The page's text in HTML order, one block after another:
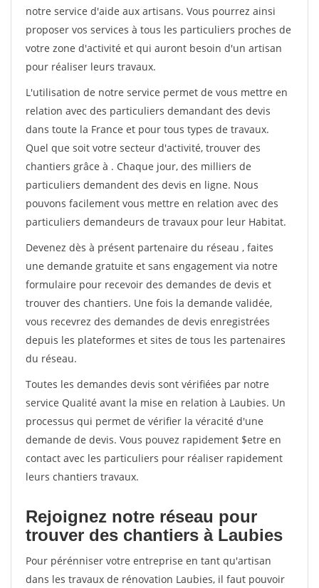
notre service d'aide aux artisans. Vous pourrez ainsi
proposer vos services à tous les particuliers proches de
votre zone d'activité et qui auront besoin d'un artisan
pour réaliser leurs travaux.
L'utilisation de notre service permet de vous mettre en
relation avec des particuliers demandant des devis
dans toute la France et pour tous types de travaux.
Quel que soit votre secteur d'activité, trouver des
chantiers grâce à . Chaque jour, des milliers de
particuliers demandent des devis en ligne. Nous
pouvons facilement vous mettre en relation avec des
particuliers demandeurs de travaux pour leur Habitat.
Devenez dès à présent partenaire du réseau , faites
une demande gratuite et sans engagement via notre
formulaire pour recevoir des demandes de devis et
trouver des chantiers. Une fois la demande validée,
vous recevrez des demandes de devis enregistrées
depuis les plateformes et sites de tous les partenaires
du réseau.
Toutes les demandes devis sont vérifiées par notre
service Qualité avant la mise en relation à Laubies. Un
processus qui permet de vérifier la véracité d'une
demande de devis. Vous pouvez rapidement $etre en
contact avec les particuliers pour réaliser rapidement
leurs chantiers travaux.
Rejoignez notre réseau pour
trouver des chantiers à Laubies
Pour pérénniser votre entreprise en tant qu'artisan
dans les travaux de rénovation Laubies, il faut pouvoir